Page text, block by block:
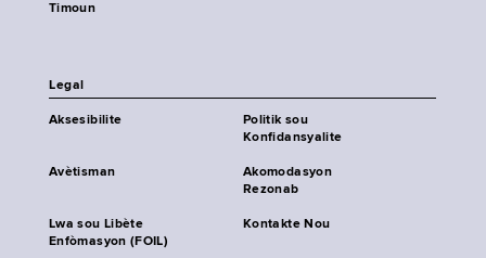
Timoun
Legal
Aksesibilite
Politik sou
Konfidansyalite
Avètisman
Akomodasyon
Rezonab
Lwa sou Libète
Enfòmasyon (FOIL)
Kontakte Nou